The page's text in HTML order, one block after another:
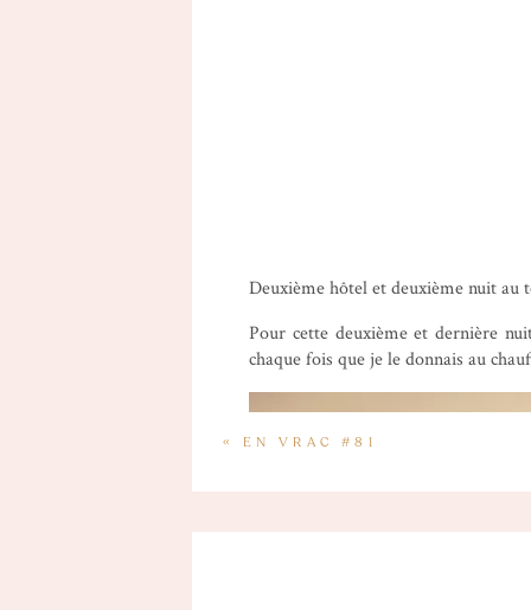
Deuxième hôtel et deuxième nuit au
Pour cette deuxième et dernière
chaque fois que je le donnais au
« EN VRAC #81